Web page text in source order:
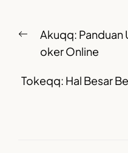
navigation
Previous
post:
Akuqq: Panduan
oker Online
Tokeqq: Hal Besar